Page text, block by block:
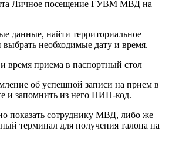
данные, найти территориальное
выбрать необходимые дату и время.
об успешной записи на прием в
и запомнить из него ПИН-код.
показать сотруднику МВД, либо же
терминал для получения талона на